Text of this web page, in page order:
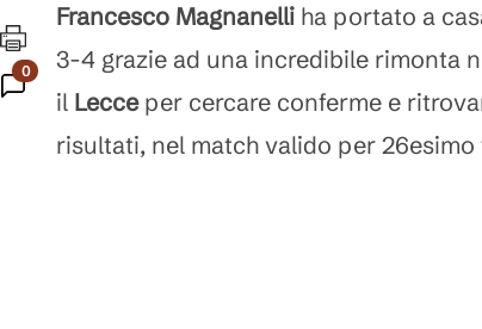
0
Commenti
Francesco Magnanelli ha portato a
3-4 grazie ad una incredibile rimonta
il Lecceper cercare conferme e
risultati, nel match valido per